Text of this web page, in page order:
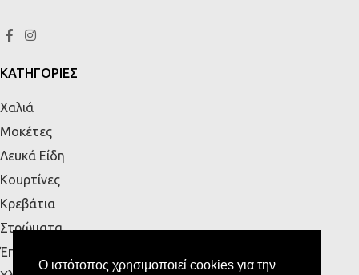
Ο ιστότοπος χρησιμοποιεί cookies για την
ΚΑΤΗΓΟΡΙΕΣ
Χαλιά
Μοκέτες
Λευκά Είδη
Κουρτίνες
Κρεβάτια
Στρώματα
Έπιπλα Εξωτερικού Χώρου